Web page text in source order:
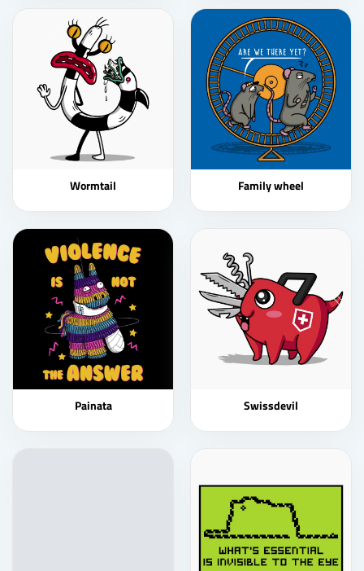
Wormtail Family wheel
Painata Swissdevil